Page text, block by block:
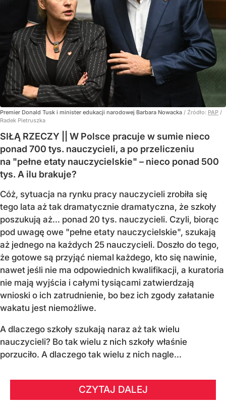
Premier Donald Tusk i minister edukacji narodowej Barbara Nowacka / Źródło: PAP /
Radek Pietruszka
SIŁĄ RZECZY || W Polsce pracuje w sumie nieco
ponad 700 tys. nauczycieli, a po przeliczeniu
na "pełne etaty nauczycielskie" – nieco ponad 500
tys. A ilu brakuje?
Cóż, sytuacja na rynku pracy nauczycieli zrobiła się
tego lata aż tak dramatycznie dramatyczna, że szkoły
poszukują aż… ponad 20 tys. nauczycieli. Czyli, biorąc
pod uwagę owe "pełne etaty nauczycielskie", szukają
aż jednego na każdych 25 nauczycieli. Doszło do tego,
że gotowe są przyjąć niemal każdego, kto się nawinie,
nawet jeśli nie ma odpowiednich kwalifikacji, a kuratoria
nie mają wyjścia i całymi tysiącami zatwierdzają
wnioski o ich zatrudnienie, bo bez ich zgody załatanie
wakatu jest niemożliwe.
A dlaczego szkoły szukają naraz aż tak wielu
nauczycieli? Bo tak wielu z nich szkoły właśnie
porzuciło. A dlaczego tak wielu z nich nagle...
CZYTAJ DALEJ